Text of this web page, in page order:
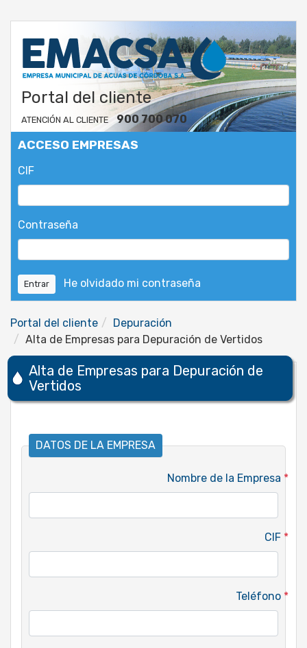
Portal del cliente
ATENCIÓN AL CLIENTE 900 700 070
ACCESO EMPRESAS
CIF
Contraseña
He olvidado mi contraseña
Portal del cliente
Depuración
Alta de Empresas para Depuración de Vertidos
Alta de Empresas para Depuración de
Vertidos
DATOS DE LA EMPRESA
Nombre de la Empresa *
CIF *
Teléfono *